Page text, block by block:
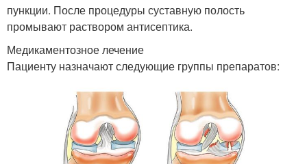
пункции. После процедуры суставную полость
промывают раствором антисептика.
Медикаментозное лечение
Пациенту назначают следующие группы препаратов: